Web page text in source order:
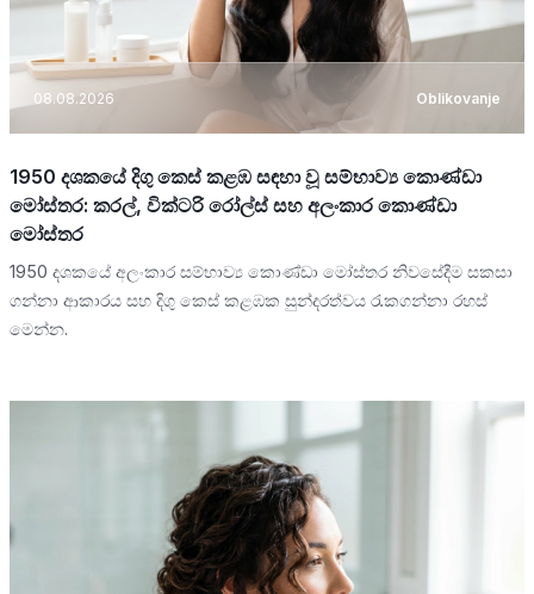
08.08.2026 Oblikovanje
1950 දශකයේ දිගු කෙස් කළඹ සඳහා වූ සම්භාව්‍ය කොණ්ඩා
මෝස්තර: කරල්, වික්ටරි රෝල්ස් සහ අලංකාර කොණ්ඩා
මෝස්තර
1950 දශකයේ අලංකාර සම්භාව්‍ය කොණ්ඩා මෝස්තර නිවසේදීම සකසා
ගන්නා ආකාරය සහ දිගු කෙස් කළඹක සුන්දරත්වය රැකගන්නා රහස්
මෙන්න.